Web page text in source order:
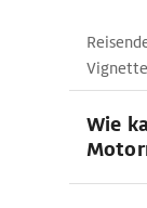
Wie